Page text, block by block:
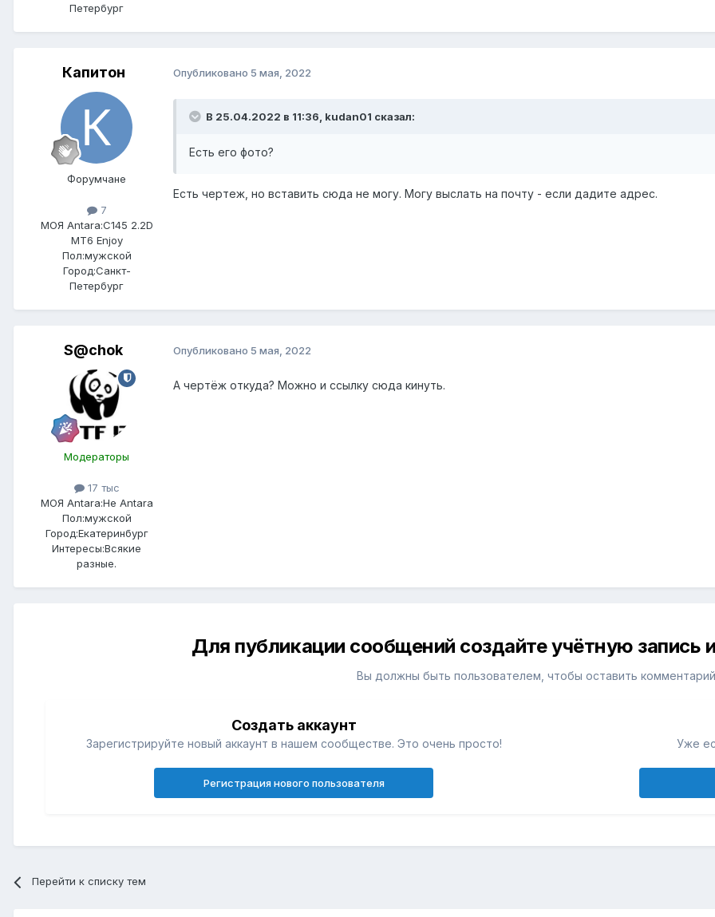
Петербург
Капитон
Форумчане
7
МОЯ Antara:C145 2.2D
MT6 Enjoy
Пол:мужской
Город:Санкт-
Петербург
Опубликовано 5 мая, 2022
В 25.04.2022 в 11:36, kudan01 сказал:
Есть его фото?
Есть чертеж, но вставить сюда не могу. Могу выслать на почту - если дадите адрес.
S@chok
Модераторы
17 тыс
МОЯ Antara:Не Antara
Пол:мужской
Город:Екатеринбург
Интересы:Всякие
разные.
Опубликовано 5 мая, 2022
А чертёж откуда? Можно и ссылку сюда кинуть.
Для публикации сообщений создайте учётную запись
Вы должны быть пользователем, чтобы оставить комментарий
Создать аккаунт
Зарегистрируйте новый аккаунт в нашем сообществе. Это очень просто!
Регистрация нового пользователя
Уже
Перейти к списку тем